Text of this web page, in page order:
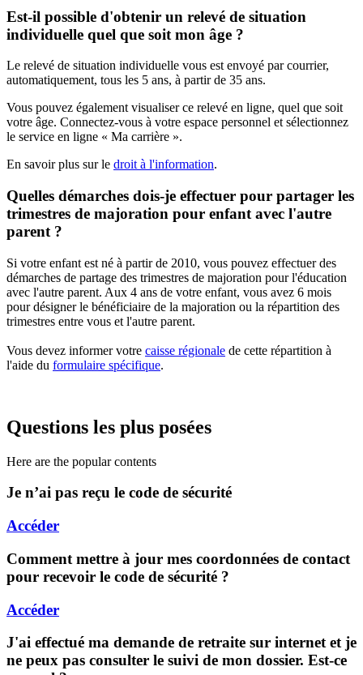
Est-il possible d'obtenir un relevé de situation
individuelle quel que soit mon âge ?
Le relevé de situation individuelle vous est envoyé par courrier,
automatiquement, tous les 5 ans, à partir de 35 ans.
Vous pouvez également visualiser ce relevé en ligne, quel que soit
votre âge. Connectez-vous à votre espace personnel et sélectionnez
le service en ligne « Ma carrière ».
En savoir plus sur le droit à l'information.
Quelles démarches dois-je effectuer pour partager les
trimestres de majoration pour enfant avec l'autre
parent ?
Si votre enfant est né à partir de 2010, vous pouvez effectuer des
démarches de partage des trimestres de majoration pour l'éducation
avec l'autre parent. Aux 4 ans de votre enfant, vous avez 6 mois
pour désigner le bénéficiaire de la majoration ou la répartition des
trimestres entre vous et l'autre parent.
Vous devez informer votre caisse régionale de cette répartition à
l'aide du formulaire spécifique.
Questions les plus posées
Here are the popular contents
Je n’ai pas reçu le code de sécurité
Accéder
Comment mettre à jour mes coordonnées de contact
pour recevoir le code de sécurité ?
Accéder
J'ai effectué ma demande de retraite sur internet et je
ne peux pas consulter le suivi de mon dossier. Est-ce